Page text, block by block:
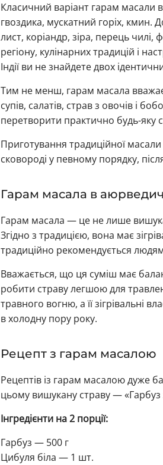
Класичний варіант гарам масали
гвоздика, мускатний горіх, кмин.
лист, коріандр, зіра, перець
регіону, кулінарних традицій і
Індії ви не знайдете двох
Тим не менш, гарам масала
супів, салатів, страв з овочів і
перетворити практично будь-яку
Приготування традиційної
сковороді у певному порядку,
Гарам масала в
Гарам масала — це не лише
Згідно з традицією, вона має
традиційно рекомендується людям
Вважається, що ця суміш має
робити страву легшою для
травного вогню, а її зігрівальні
в холодну пору року.
Рецепт з гарам масалою
Рецептів із гарам масалою дуже
цьому вишукану страву —
Інгредієнти на 2 порції:
Гарбуз — 500 г
Цибуля біла — 1 шт.